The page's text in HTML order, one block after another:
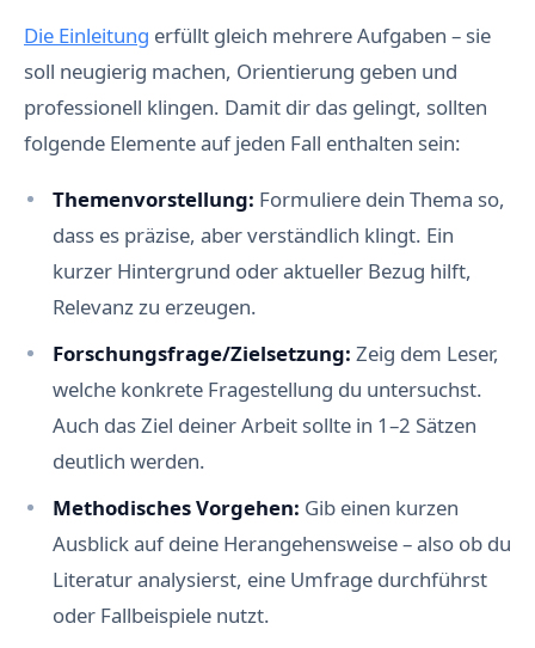
Die Einleitung erfüllt gleich mehrere Aufgaben – sie
soll neugierig machen, Orientierung geben und
professionell klingen. Damit dir das gelingt, sollten
folgende Elemente auf jeden Fall enthalten sein:
Themenvorstellung: Formuliere dein Thema so,
dass es präzise, aber verständlich klingt. Ein
kurzer Hintergrund oder aktueller Bezug hilft,
Relevanz zu erzeugen.
Forschungsfrage/Zielsetzung: Zeig dem Leser,
welche konkrete Fragestellung du untersuchst.
Auch das Ziel deiner Arbeit sollte in 1–2 Sätzen
deutlich werden.
Methodisches Vorgehen: Gib einen kurzen
Ausblick auf deine Herangehensweise – also ob du
Literatur analysierst, eine Umfrage durchführst
oder Fallbeispiele nutzt.